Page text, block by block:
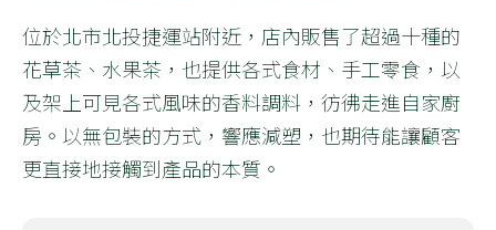
位於北市北投捷運站附近，店內販售了超過十種的
花草茶、水果茶，也提供各式食材、手工零食，以
及架上可見各式風味的香料調料，彷彿走進自家廚
房。以無包裝的方式，響應減塑，也期待能讓顧客
更直接地接觸到產品的本質。